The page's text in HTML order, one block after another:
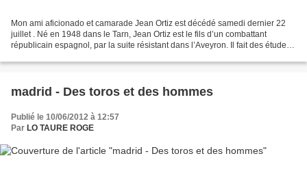
Mon ami aficionado et camarade Jean Ortiz est décédé samedi dernier 22
juillet . Né en 1948 dans le Tarn, Jean Ortiz est le fils d’un combattant
républicain espagnol, par la suite résistant dans l’Aveyron. Il fait des études
madrid - Des toros et des hommes
Publié le 10/06/2012 à 12:57
Par LO TAURE ROGE